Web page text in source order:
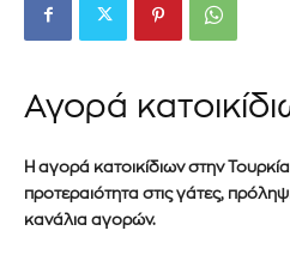
Αγορά
Η αγορά κατοικίδιων στην
προτεραιότητα στις γάτες,
κανάλια αγορών.